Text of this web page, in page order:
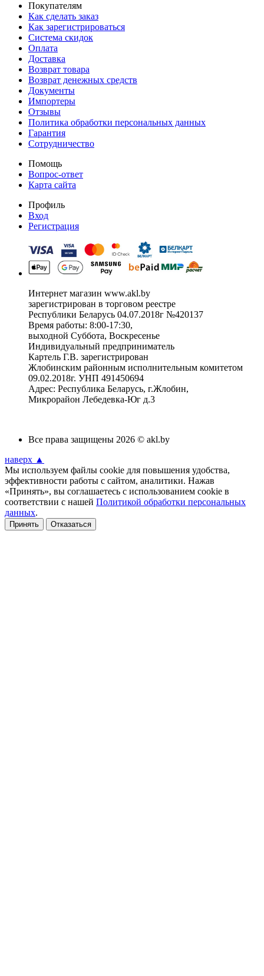
Покупателям
Как сделать заказ
Как зарегистрироваться
Система скидок
Оплата
Доставка
Возврат товара
Возврат денежных средств
Документы
Импортеры
Отзывы
Политика обработки персональных данных
Гарантия
Сотрудничество
Помощь
Вопрос-ответ
Карта сайта
Профиль
Вход
Регистрация
Интернет магазин www.akl.by
зарегистрирован в торговом реестре
Республики Беларусь 04.07.2018г №420137
Время работы: 8:00-17:30,
выходной Суббота, Воскресенье
Индивидуальный предприниматель
Картель Г.В. зарегистрирован
Жлобинским районным исполнительным комитетом
09.02.2018г. УНП 491450694
Адрес: Республика Беларусь, г.Жлобин,
Микрорайон Лебедевка-Юг д.3
Все права защищены 2026 © akl.by
наверх ▲
Мы используем файлы cookie для повышения удобства,
эффективности работы с сайтом, аналитики. Нажав
«Принять», вы соглашаетесь с использованием cookie в
соответствии с нашей Политикой обработки персональных
данных.
Принять Отказаться